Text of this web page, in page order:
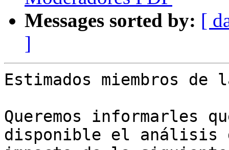
Messages sorted by: [
]
Estimados miembros
Queremos informarles
disponible el análisis